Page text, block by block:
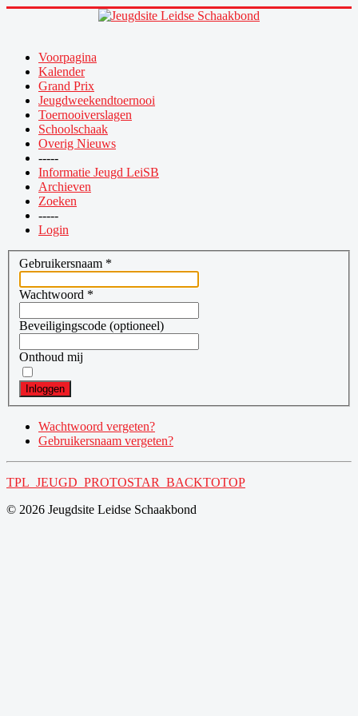
Voorpagina
Kalender
Grand Prix
Jeugdweekendtoernooi
Toernooiverslagen
Schoolschaak
Overig Nieuws
-----
Informatie Jeugd LeiSB
Archieven
Zoeken
-----
Login
Gebruikersnaam *
Wachtwoord *
Beveiligingscode (optioneel)
Onthoud mij
Inloggen
Wachtwoord vergeten?
Gebruikersnaam vergeten?
TPL_JEUGD_PROTOSTAR_BACKTOTOP
© 2026 Jeugdsite Leidse Schaakbond